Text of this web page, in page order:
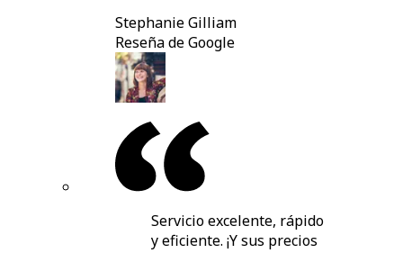
Stephanie Gilliam
Reseña de Google
Servicio excelente, rápido
y eficiente. ¡Y sus precios